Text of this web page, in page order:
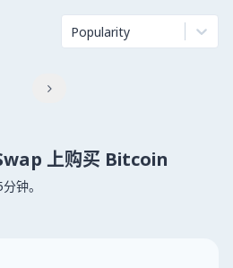
Popularity

上购买 Bitcoin
钟。